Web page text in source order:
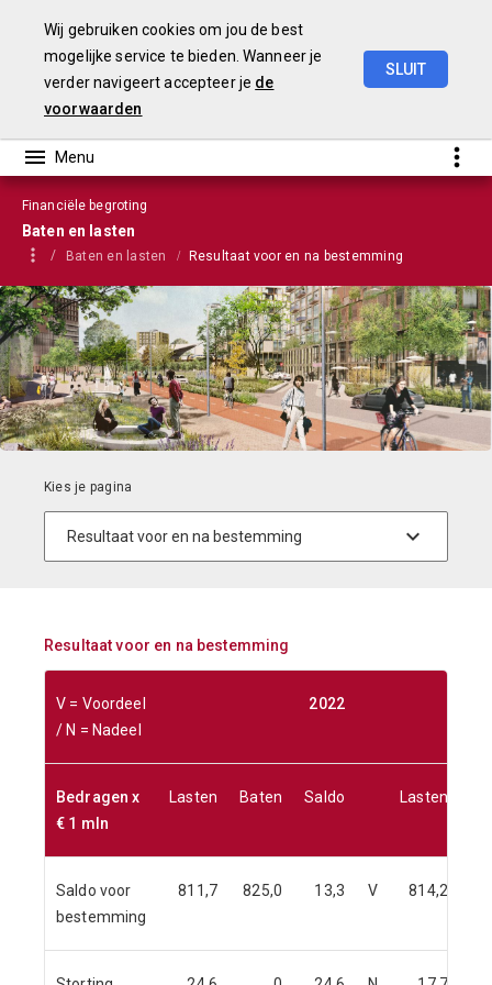
Wij gebruiken cookies om jou de best
mogelijke service te bieden. Wanneer je
verder navigeert accepteer je de
voorwaarden
SLUIT
Financiële begroting
Baten en lasten
Baten en lasten Resultaat voor en na bestemming
Resultaat voor en na bestemming
V = Voordeel
/ N = Nadeel
2022
Bedragen x
€ 1 mln
Lasten Baten Saldo Lasten
Saldo voor
bestemming
811,7 825,0 13,3 V 814,2